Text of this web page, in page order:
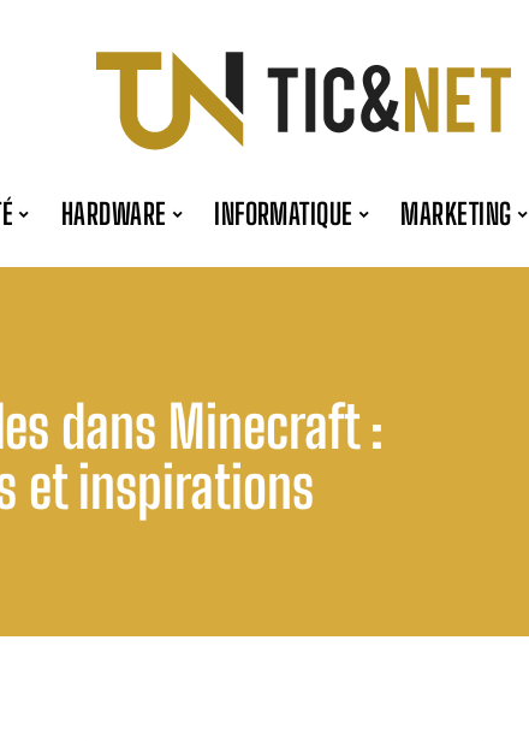
HARDWARE INFORMATIQUE MARKETING
dans Minecraft :
et inspirations